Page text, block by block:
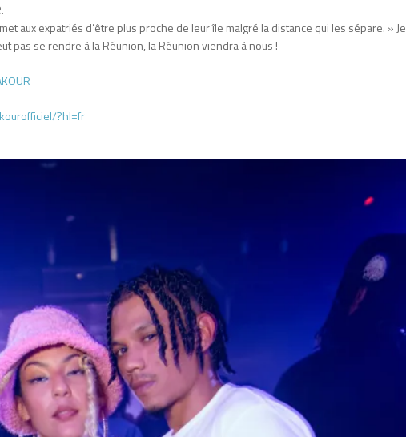
aux expatriés d’être plus proche de leur île malgré la distance qui les sépare. » Je
pas se rendre à la Réunion, la Réunion viendra à nous !
?hl=fr